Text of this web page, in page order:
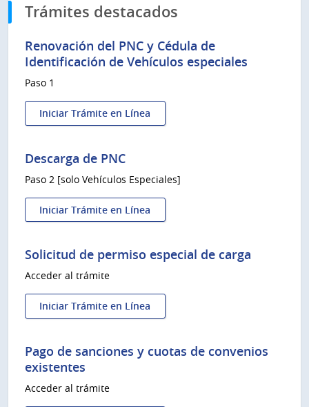
Trámites destacados
Renovación del PNC y Cédula de
Identificación de Vehículos especiales
Paso 1
Iniciar Trámite en Línea
:
del
y
Cédula
de
Identificación
Vehículos
especiales
Descarga de PNC
Paso 2 [solo Vehículos Especiales]
Iniciar Trámite en Línea
:
de
PNC
Solicitud de permiso especial de carga
Acceder al trámite
Iniciar Trámite en Línea
:
de
de
Pago de sanciones y cuotas de convenios
existentes
Acceder al trámite